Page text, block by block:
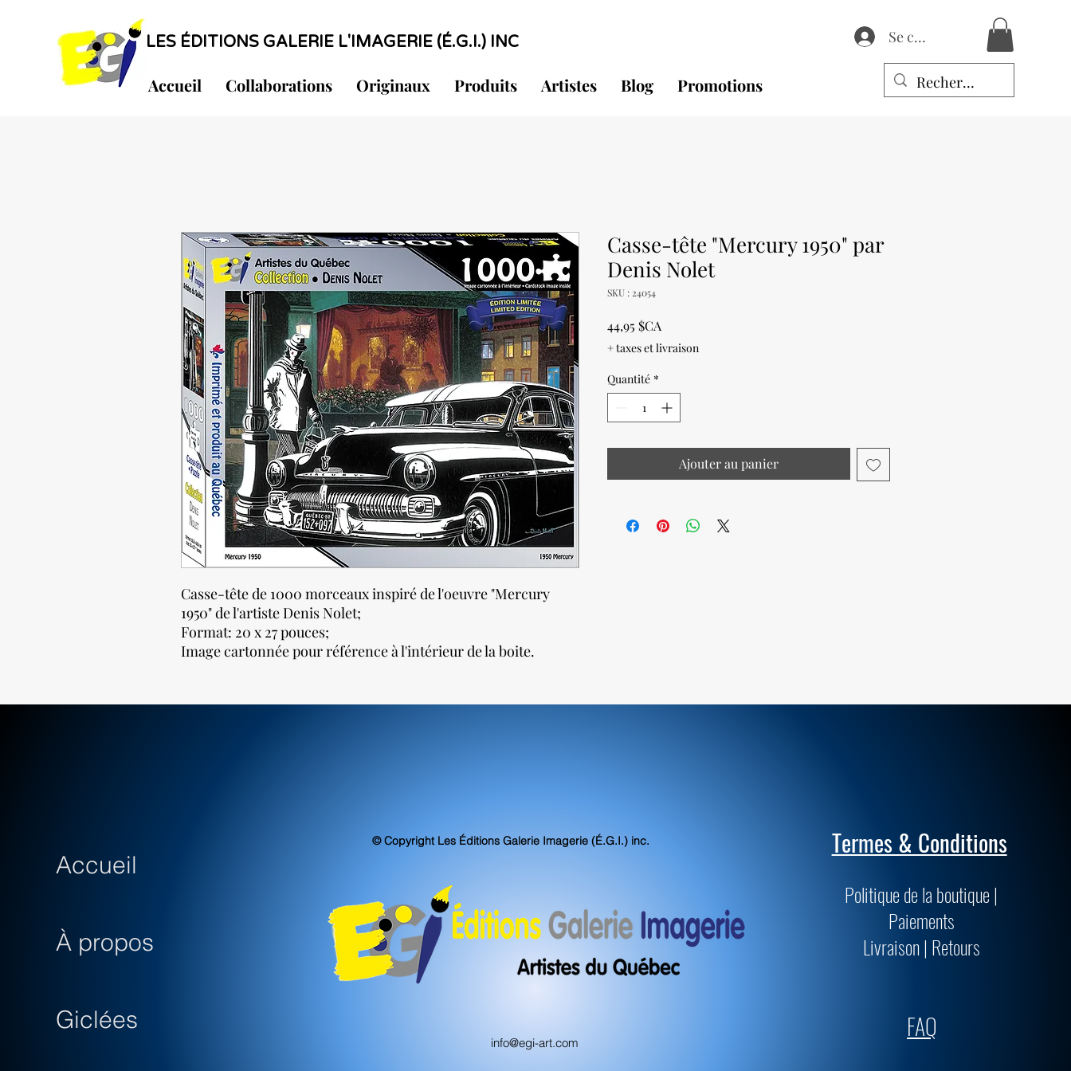
LES ÉDITIONS GALERIE L'IMAGERIE (É.G.I.) INC Se connecter
Accueil Collaborations Originaux Produits Artistes Blog Promotions
Casse-tête de 1000 morceaux inspiré de l'oeuvre "Mercury
1950" de l'artiste Denis Nolet;
Format: 20 x 27 pouces;
Image cartonnée pour référence à l'intérieur de la boite.
Casse-tête "Mercury 1950" par
Denis Nolet
SKU : 24054
44,95 $CA
+ taxes et livraison
Quantité *
Ajouter au panier
Accueil
À propos
Giclées
© Copyright Les Éditions Galerie Imagerie (É.G.I.) inc.
info@egi-art.com
Termes & Conditions
Politique de la boutique |
Paiements
Livraison | Retours
FAQ